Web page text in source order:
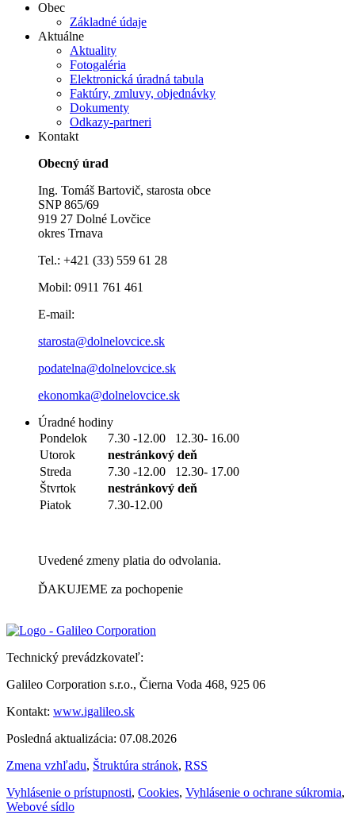
Obec
Základné údaje
Aktuálne
Aktuality
Fotogaléria
Elektronická úradná tabula
Faktúry, zmluvy, objednávky
Dokumenty
Odkazy-partneri
Kontakt
Obecný úrad
Ing. Tomáš Bartovič, starosta obce
SNP 865/69
919 27 Dolné Lovčice
okres Trnava
Tel.: +421 (33) 559 61 28
Mobil: 0911 761 461
E-mail:
starosta@dolnelovcice.sk
podatelna@dolnelovcice.sk
ekonomka@dolnelovcice.sk
Úradné hodiny
Pondelok
7.30 -12.00 12.30- 16.00
Utorok
nestránkový deň
Streda
7.30 -12.00 12.30- 17.00
Štvrtok
nestránkový deň
Piatok
7.30-12.00
Uvedené zmeny platia do odvolania.
ĎAKUJEME za pochopenie
Technický prevádzkovateľ:
Galileo Corporation s.r.o., Čierna Voda 468, 925 06
Kontakt: www.igalileo.sk
Posledná aktualizácia: 07.08.2026
Zmena vzhľadu, Štruktúra stránok, RSS
Vyhlásenie o prístupnosti, Cookies, Vyhlásenie o ochrane súkromia,
Webové sídlo